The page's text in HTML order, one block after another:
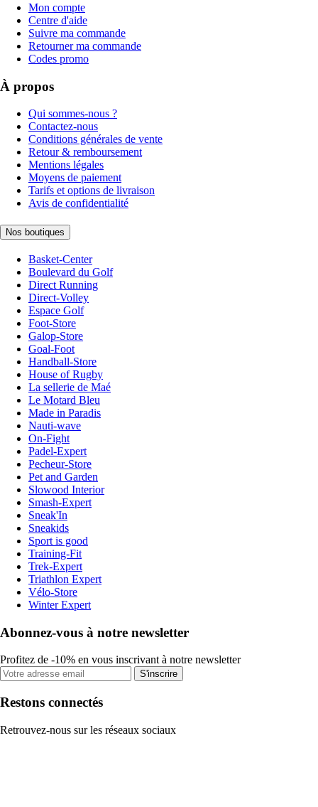
Mon compte
Centre d'aide
Suivre ma commande
Retourner ma commande
Codes promo
À propos
Qui sommes-nous ?
Contactez-nous
Conditions générales de vente
Retour & remboursement
Mentions légales
Moyens de paiement
Tarifs et options de livraison
Avis de confidentialité
Nos boutiques
Basket-Center
Boulevard du Golf
Direct Running
Direct-Volley
Espace Golf
Foot-Store
Galop-Store
Goal-Foot
Handball-Store
House of Rugby
La sellerie de Maé
Le Motard Bleu
Made in Paradis
Nauti-wave
On-Fight
Padel-Expert
Pecheur-Store
Pet and Garden
Slowood Interior
Smash-Expert
Sneak'In
Sneakids
Sport is good
Training-Fit
Trek-Expert
Triathlon Expert
Vélo-Store
Winter Expert
Abonnez-vous à notre newsletter
Profitez de -10% en vous inscrivant à notre newsletter
S'inscrire
Restons connectés
Retrouvez-nous sur les réseaux sociaux